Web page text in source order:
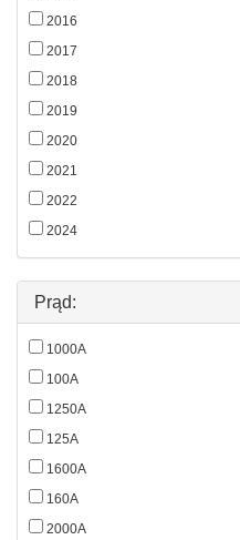
2016
2017
2018
2019
2020
2021
2022
2024
Prąd:
1000A
100A
1250A
125A
1600A
160A
2000A